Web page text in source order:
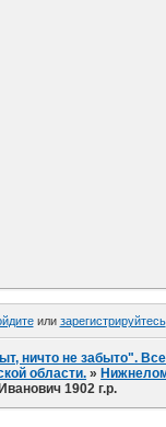
или зарегистрируйтесь.
ничто не забыто".
области. »
1902 г.р.